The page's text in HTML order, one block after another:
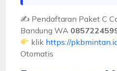
✍ Pendaftaran Paket C
Bandung WA
klik https://
Otomatis